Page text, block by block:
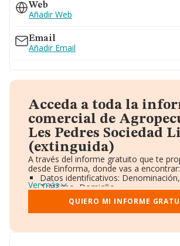
Web
Añadir Web
Email
Añadir Email
Acceda a toda la
comercial de
Les Pedres Sociedad
(extinguida)
A través del informe gratuito que te
desde Einforma, donde vas a encontrar:
Datos identificativos:
Teléfono, Domicilio.
Informe Mercantil Completo
Gráficos de Evolución Ventas y
Consejo de Administración y
Accionistas.
Ver más
QUIERO MI INFORME